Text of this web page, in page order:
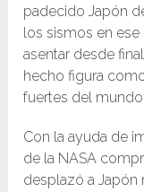
padecido Japón
los sismos en
asentar desde
hecho figura
fuertes del mundo.
Con la ayuda de
de la NASA
desplazó a Japón